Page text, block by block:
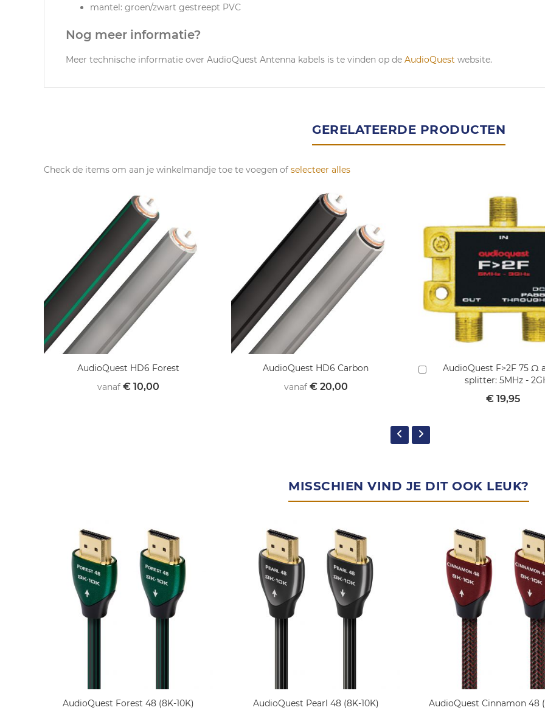
mantel: groen/zwart gestreept PVC
Nog meer informatie?
Meer technische informatie over AudioQuest Antenna kabels is te vinden op de AudioQuest website.
GERELATEERDE PRODUCTEN
Check de items om aan je winkelmandje toe te voegen of selecteer alles
AudioQuest HD6 Forest
vanaf € 10,00
AudioQuest HD6 Carbon
vanaf € 20,00
AudioQuest F>2F 75 Ω
splitter: 5MHz -
€ 19,95
winkelmandje
MISSCHIEN VIND JE DIT OOK LEUK?
AudioQuest Forest 48 (8K-10K)
AudioQuest Pearl 48 (8K-10K)
AudioQuest Cinnamon 48